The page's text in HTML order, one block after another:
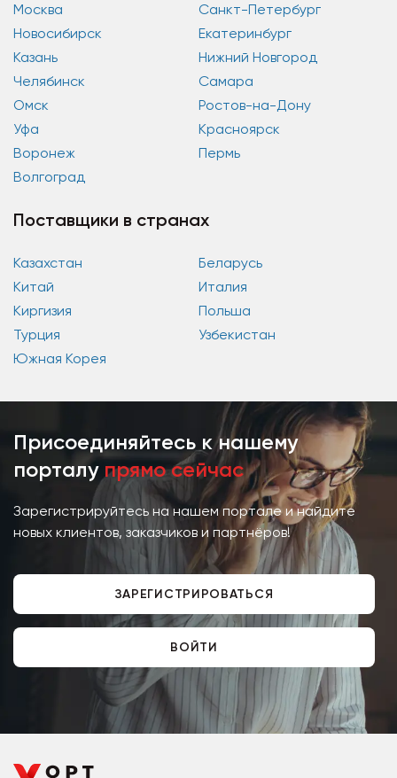
Москва
Санкт-Петербург
Новосибирск
Екатеринбург
Казань
Нижний Новгород
Челябинск
Самара
Омск
Ростов-на-Дону
Уфа
Красноярск
Воронеж
Пермь
Волгоград
Поставщики в странах
Казахстан
Беларусь
Китай
Италия
Киргизия
Польша
Турция
Узбекистан
Южная Корея
Присоединяйтесь к нашему
порталу прямо сейчас
Зарегистрируйтесь на нашем портале и найдите
новых клиентов, заказчиков и партнёров!
ЗАРЕГИСТРИРОВАТЬСЯ
ВОЙТИ